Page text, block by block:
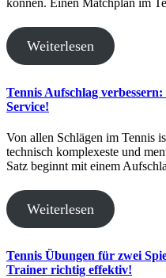
Weiterlesen
Tennis Aufschlag
Service!
Von allen Schlägen im Tennis
technisch komplexeste und
Satz beginnt mit einem
Weiterlesen
Tennis Übungen für zwei
Trainer richtig effektiv!